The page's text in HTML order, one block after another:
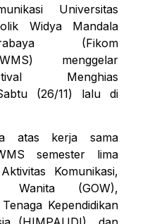
Universitas
Widya Mandala
(Fikom
menggelar
Menghias
(26/11) lalu di
atas kerja sama
semester lima
Komunikasi,
Wanita (GOW),
Kependidikan